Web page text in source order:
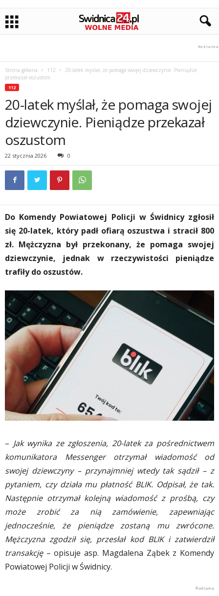
Strona główna 112
20-latek myślał, że pomaga swojej dziewczynie. Pieniądze
przekazał oszustom
112
20-latek myślał, że pomaga swojej
dziewczynie. Pieniądze przekazał
oszustom
22 stycznia 2026 0
Do Komendy Powiatowej Policji w Świdnicy zgłosił
się 20-latek, który padł ofiarą oszustwa i stracił 800
zł. Mężczyzna był przekonany, że pomaga swojej
dziewczynie, jednak w rzeczywistości pieniądze
trafiły do oszustów.
– Jak wynika ze zgłoszenia, 20-latek za pośrednictwem
komunikatora Messenger otrzymał wiadomość od
swojej dziewczyny – przynajmniej wtedy tak sądził – z
pytaniem, czy działa mu płatność BLIK. Odpisał, że tak.
Następnie otrzymał kolejną wiadomość z prośbą, czy
może zrobić za nią zamówienie, zapewniając
jednocześnie, że pieniądze zostaną mu zwrócone.
Mężczyzna zgodził się, przesłał kod BLIK i zatwierdził
transakcję– opisuje asp. Magdalena Ząbek z Komendy
Powiatowej Policji w Świdnicy.